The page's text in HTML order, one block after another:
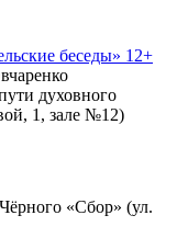
беседы» 12+
духовного
1, зале №12)
«Сбор» (ул.